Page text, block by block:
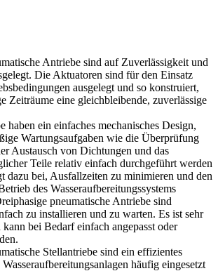
Antriebe sind auf Zuverlässigkeit und
Die Aktuatoren sind für den Einsatz
ausgelegt und so konstruiert,
Zeiträume eine gleichbleibende, zuverlässige
haben ein einfaches mechanisches Design,
Wartungsaufgaben wie die Überprüfung
Austausch von Dichtungen und das
Teile relativ einfach durchgeführt werden
dazu bei, Ausfallzeiten zu minimieren und den
des Wasseraufbereitungssystems
pneumatische Antriebe sind
zu installieren und zu warten. Es ist sehr
bei Bedarf einfach angepasst oder
Stellantriebe sind ein effizientes
häufig eingesetzt